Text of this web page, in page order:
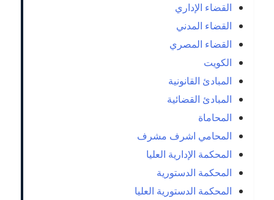
القضاء الإداري
القضاء المدني
القضاء المصري
الكويت
المبادئ القانونية
المبادئ القضائية
المحاماة
المحامي اشرف مشرف
المحكمة الإدارية العليا
المحكمة الدستورية
المحكمة الدستورية العليا